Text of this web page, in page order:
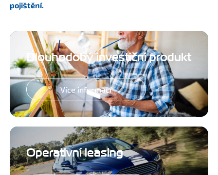
pojištění.
Dlouhodobý investiční produkt
Více informací
Operativní leasing